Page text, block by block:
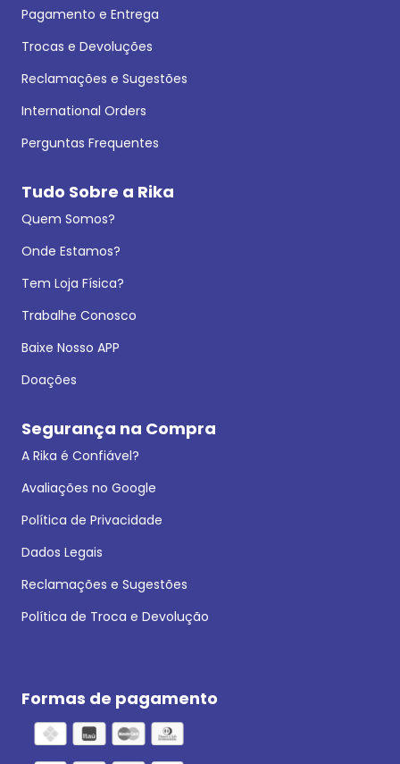
Pagamento e Entrega
Trocas e Devoluções
Reclamações e Sugestões
International Orders
Perguntas Frequentes
Tudo Sobre a Rika
Quem Somos?
Onde Estamos?
Tem Loja Física?
Trabalhe Conosco
Baixe Nosso APP
Doações
Segurança na Compra
A Rika é Confiável?
Avaliações no Google
Política de Privacidade
Dados Legais
Reclamações e Sugestões
Política de Troca e Devolução
Formas de pagamento